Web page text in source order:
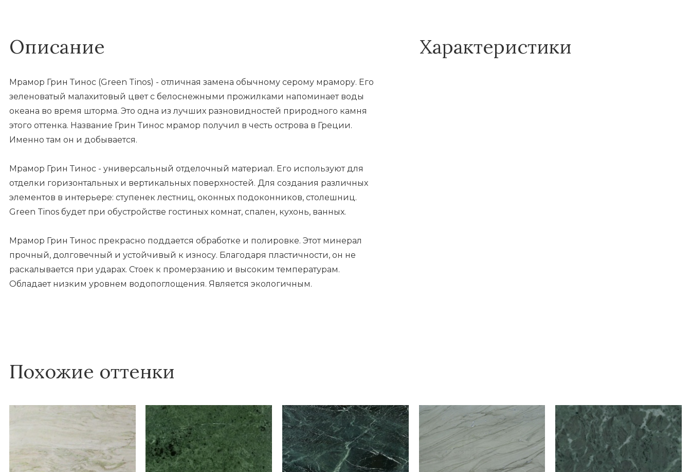
Описание
Мрамор Грин Тинос (Green Tinos) - отличная замена обычному серому мрамору. Его
зеленоватый малахитовый цвет с белоснежными прожилками напоминает воды
океана во время шторма. Это одна из лучших разновидностей природного камня
этого оттенка. Название Грин Тинос мрамор получил в честь острова в Греции.
Именно там он и добывается.
Мрамор Грин Тинос - универсальный отделочный материал. Его используют для
отделки горизонтальных и вертикальных поверхностей. Для создания различных
элементов в интерьере: ступенек лестниц, оконных подоконников, столешниц.
Green Tinos будет при обустройстве гостиных комнат, спален, кухонь, ванных.
Мрамор Грин Тинос прекрасно поддается обработке и полировке. Этот минерал
прочный, долговечный и устойчивый к износу. Благодаря пластичности, он не
раскалывается при ударах. Стоек к промерзанию и высоким температурам.
Обладает низким уровнем водопоглощения. Является экологичным.
Характеристики
Похожие оттенки